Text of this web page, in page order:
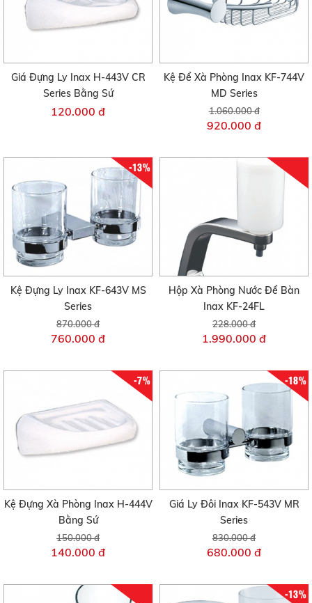
Giá Đựng Ly Inax H-443V CR
Series Bằng Sứ
120.000 đ
Kệ Để Xà Phòng Inax KF-744V
MD Series
1.060.000 đ
920.000 đ
-13%
Kệ Đựng Ly Inax KF-643V MS
Series
870.000 đ
760.000 đ
Hộp Xà Phòng Nước Để Bàn
Inax KF-24FL
228.000 đ
1.990.000 đ
-7%
Kệ Đựng Xà Phòng Inax H-444V
Bằng Sứ
150.000 đ
140.000 đ
-18%
Giá Ly Đôi Inax KF-543V MR
Series
830.000 đ
680.000 đ
-13%